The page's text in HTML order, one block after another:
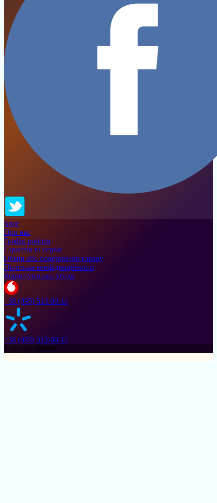
Блог
Про нас
Графік роботи
Гарантія та сервіс
Обмін або повернення товару
Політика конфіденційності
Користувацька угода
+38 (095) 513-00-11
+38 (093) 513-00-11
© 2025 Cylinder